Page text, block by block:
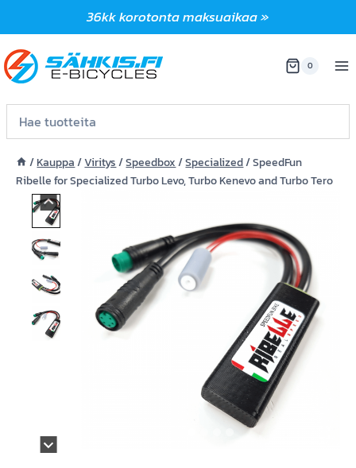
sisältöön
36kk korotonta maksuaikaa »
0
/Kauppa /Viritys /Speedbox /Specialized/SpeedFun
Ribelle for Specialized Turbo Levo, Turbo Kenevo and Turbo Tero